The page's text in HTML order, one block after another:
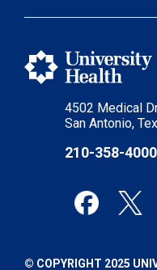
4502 Medical
San Antonio,
210-358-4000
© COPYRIGHT 2025